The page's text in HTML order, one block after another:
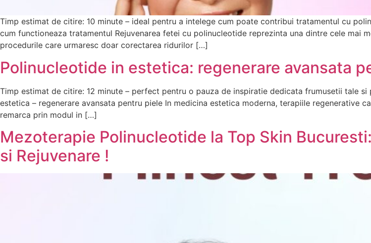
Timp estimat de citire: 10 minute – ideal pentru a intelege cum poate contribui tratamentul cu
cum functioneaza tratamentul Rejuvenarea fetei cu polinucleotide reprezinta una dintre cele mai
procedurile care urmaresc doar corectarea ridurilor […]
Polinucleotide in estetica: regenerare avansata
Timp estimat de citire: 12 minute – perfect pentru o pauza de inspiratie dedicata frumusetii tale
estetica – regenerare avansata pentru piele In medicina estetica moderna, terapiile regenerative
remarca prin modul in […]
Mezoterapie Polinucleotide la Top Skin
si Rejuvenare !